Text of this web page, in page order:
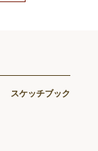
スケッチブック